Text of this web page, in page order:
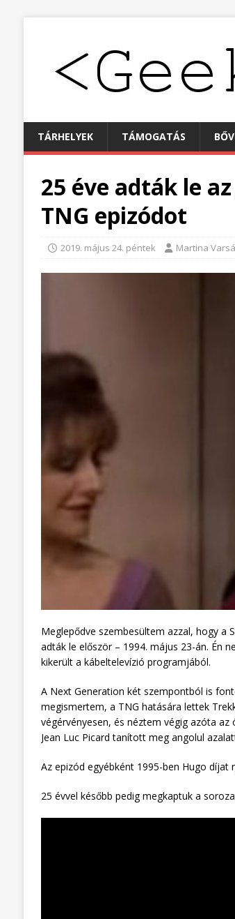
TÁRHELYEK TÁMOGATÁS
25 éve adták le
TNG epizódot
2019. május 24. péntek Martina
Meglepődve szembesültem azzal, hogy a
adták le először – 1994. május 23-án. Én
kikerült a kábeltelevízió programjából.
A Next Generation két szempontból is
megismertem, a TNG hatására lettek
végérvényesen, és néztem végig azóta
Jean Luc Picard tanított meg angolul
Az epizód egyébként 1995-ben Hugo
25 évvel később pedig megkaptuk a